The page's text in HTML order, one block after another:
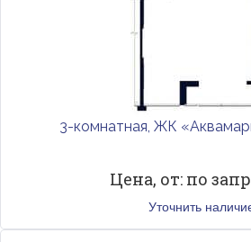
3-комнатная, ЖК
Цена, от: по
Уточнить